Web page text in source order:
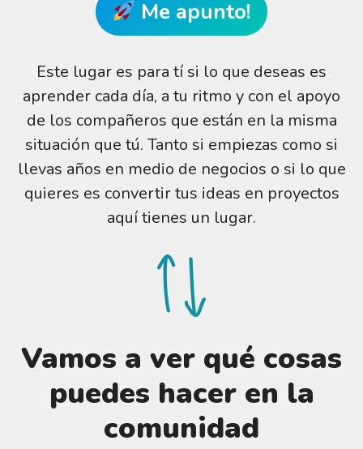
Me apunto!
Este lugar es para tí si lo que deseas es
aprender cada día, a tu ritmo y con el apoyo
de los compañeros que están en la misma
situación que tú. Tanto si empiezas como si
llevas años en medio de negocios o si lo que
quieres es convertir tus ideas en proyectos
aquí tienes un lugar.
Vamos a ver qué cosas
puedes hacer en la
comunidad